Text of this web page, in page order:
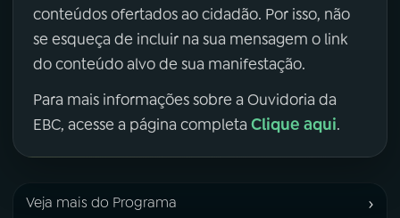
conteúdos ofertados ao cidadão. Por isso, não
se esqueça de incluir na sua mensagem o link
do conteúdo alvo de sua manifestação.
Para mais informações sobre a Ouvidoria da
EBC, acesse a página completa Clique aqui.
Veja mais do Programa ›